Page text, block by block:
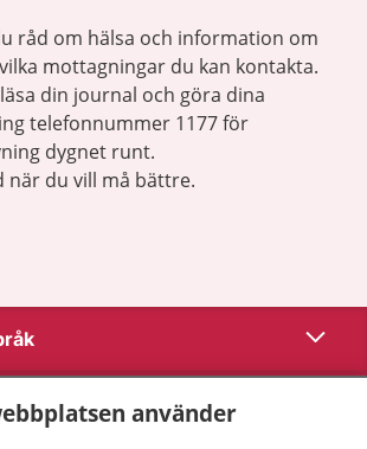
råd om hälsa och information om
mottagningar du kan kontakta.
din journal och göra dina
telefonnummer 1177 för
dygnet runt.
när du vill må bättre.
Visa
använder